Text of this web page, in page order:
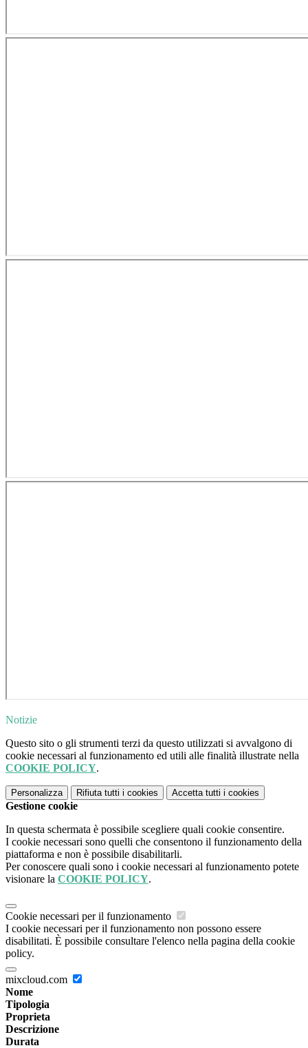
Notizie
Questo sito o gli strumenti terzi da questo utilizzati si avvalgono di
cookie necessari al funzionamento ed utili alle finalità illustrate nella
COOKIE POLICY.
Personalizza Rifiuta tutti i cookies Accetta tutti i cookies
Gestione cookie
In questa schermata è possibile scegliere quali cookie consentire.
I cookie necessari sono quelli che consentono il funzionamento della
piattaforma e non è possibile disabilitarli.
Per conoscere quali sono i cookie necessari al funzionamento potete
visionare la COOKIE POLICY.
Cookie necessari per il funzionamento
I cookie necessari per il funzionamento non possono essere
disabilitati. È possibile consultare l'elenco nella pagina della cookie
policy.
mixcloud.com
Nome
Tipologia
Proprieta
Descrizione
Durata